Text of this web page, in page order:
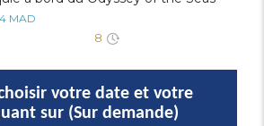
MAD
8
votre date et votre
sur (Sur demande)